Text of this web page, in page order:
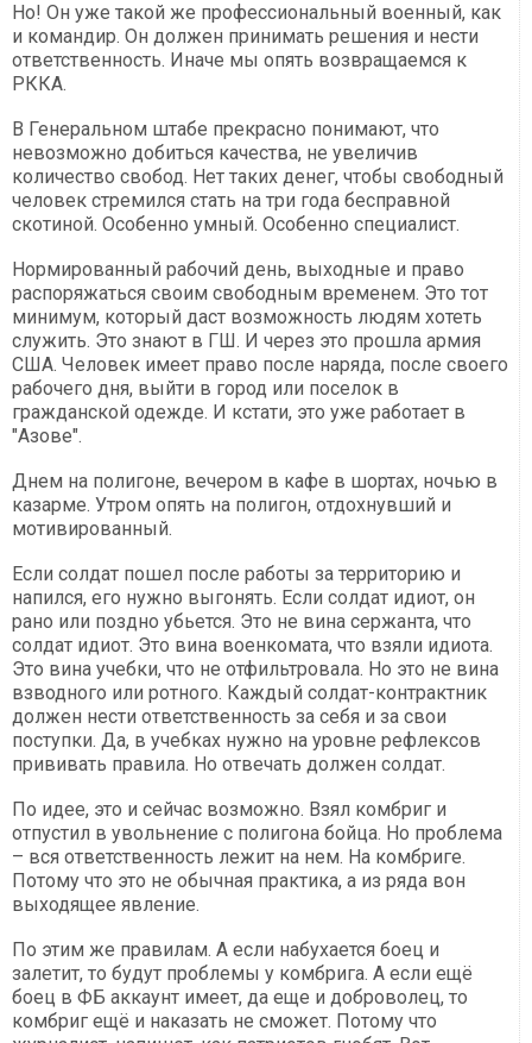
Но! Он уже такой же профессиональный военный, как
и командир. Он должен принимать решения и нести
ответственность. Иначе мы опять возвращаемся к
РККА.
В Генеральном штабе прекрасно понимают, что
невозможно добиться качества, не увеличив
количество свобод. Нет таких денег, чтобы свободный
человек стремился стать на три года бесправной
скотиной. Особенно умный. Особенно специалист.
Нормированный рабочий день, выходные и право
распоряжаться своим свободным временем. Это тот
минимум, который даст возможность людям хотеть
служить. Это знают в ГШ. И через это прошла армия
США. Человек имеет право после наряда, после своего
рабочего дня, выйти в город или поселок в
гражданской одежде. И кстати, это уже работает в
"Азове".
Днем на полигоне, вечером в кафе в шортах, ночью в
казарме. Утром опять на полигон, отдохнувший и
мотивированный.
Если солдат пошел после работы за территорию и
напился, его нужно выгонять. Если солдат идиот, он
рано или поздно убьется. Это не вина сержанта, что
солдат идиот. Это вина военкомата, что взяли идиота.
Это вина учебки, что не отфильтровала. Но это не вина
взводного или ротного. Каждый солдат-контрактник
должен нести ответственность за себя и за свои
поступки. Да, в учебках нужно на уровне рефлексов
прививать правила. Но отвечать должен солдат.
По идее, это и сейчас возможно. Взял комбриг и
отпустил в увольнение с полигона бойца. Но проблема
– вся ответственность лежит на нем. На комбриге.
Потому что это не обычная практика, а из ряда вон
выходящее явление.
По этим же правилам. А если набухается боец и
залетит, то будут проблемы у комбрига. А если ещё
боец в ФБ аккаунт имеет, да еще и доброволец, то
комбриг ещё и наказать не сможет. Потому что